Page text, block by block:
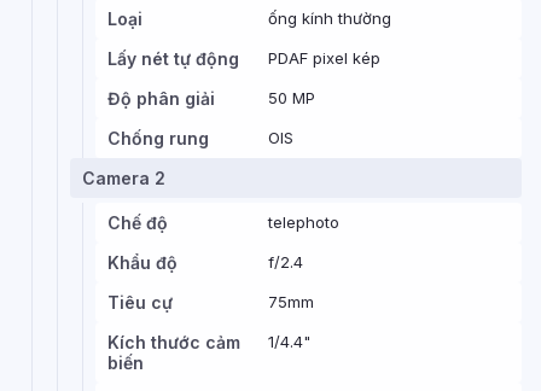
Loại ống kính thường
Lấy nét tự động PDAF pixel kép
Độ phân giải 50 MP
Chống rung OIS
Camera 2
Chế độ telephoto
Khẩu độ f/2.4
Tiêu cự 75mm
Kích thước cảm
biến
1/4.4"